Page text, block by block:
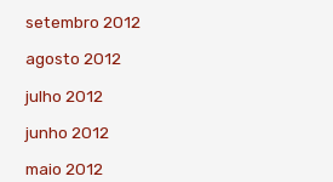
setembro 2012
agosto 2012
julho 2012
junho 2012
maio 2012